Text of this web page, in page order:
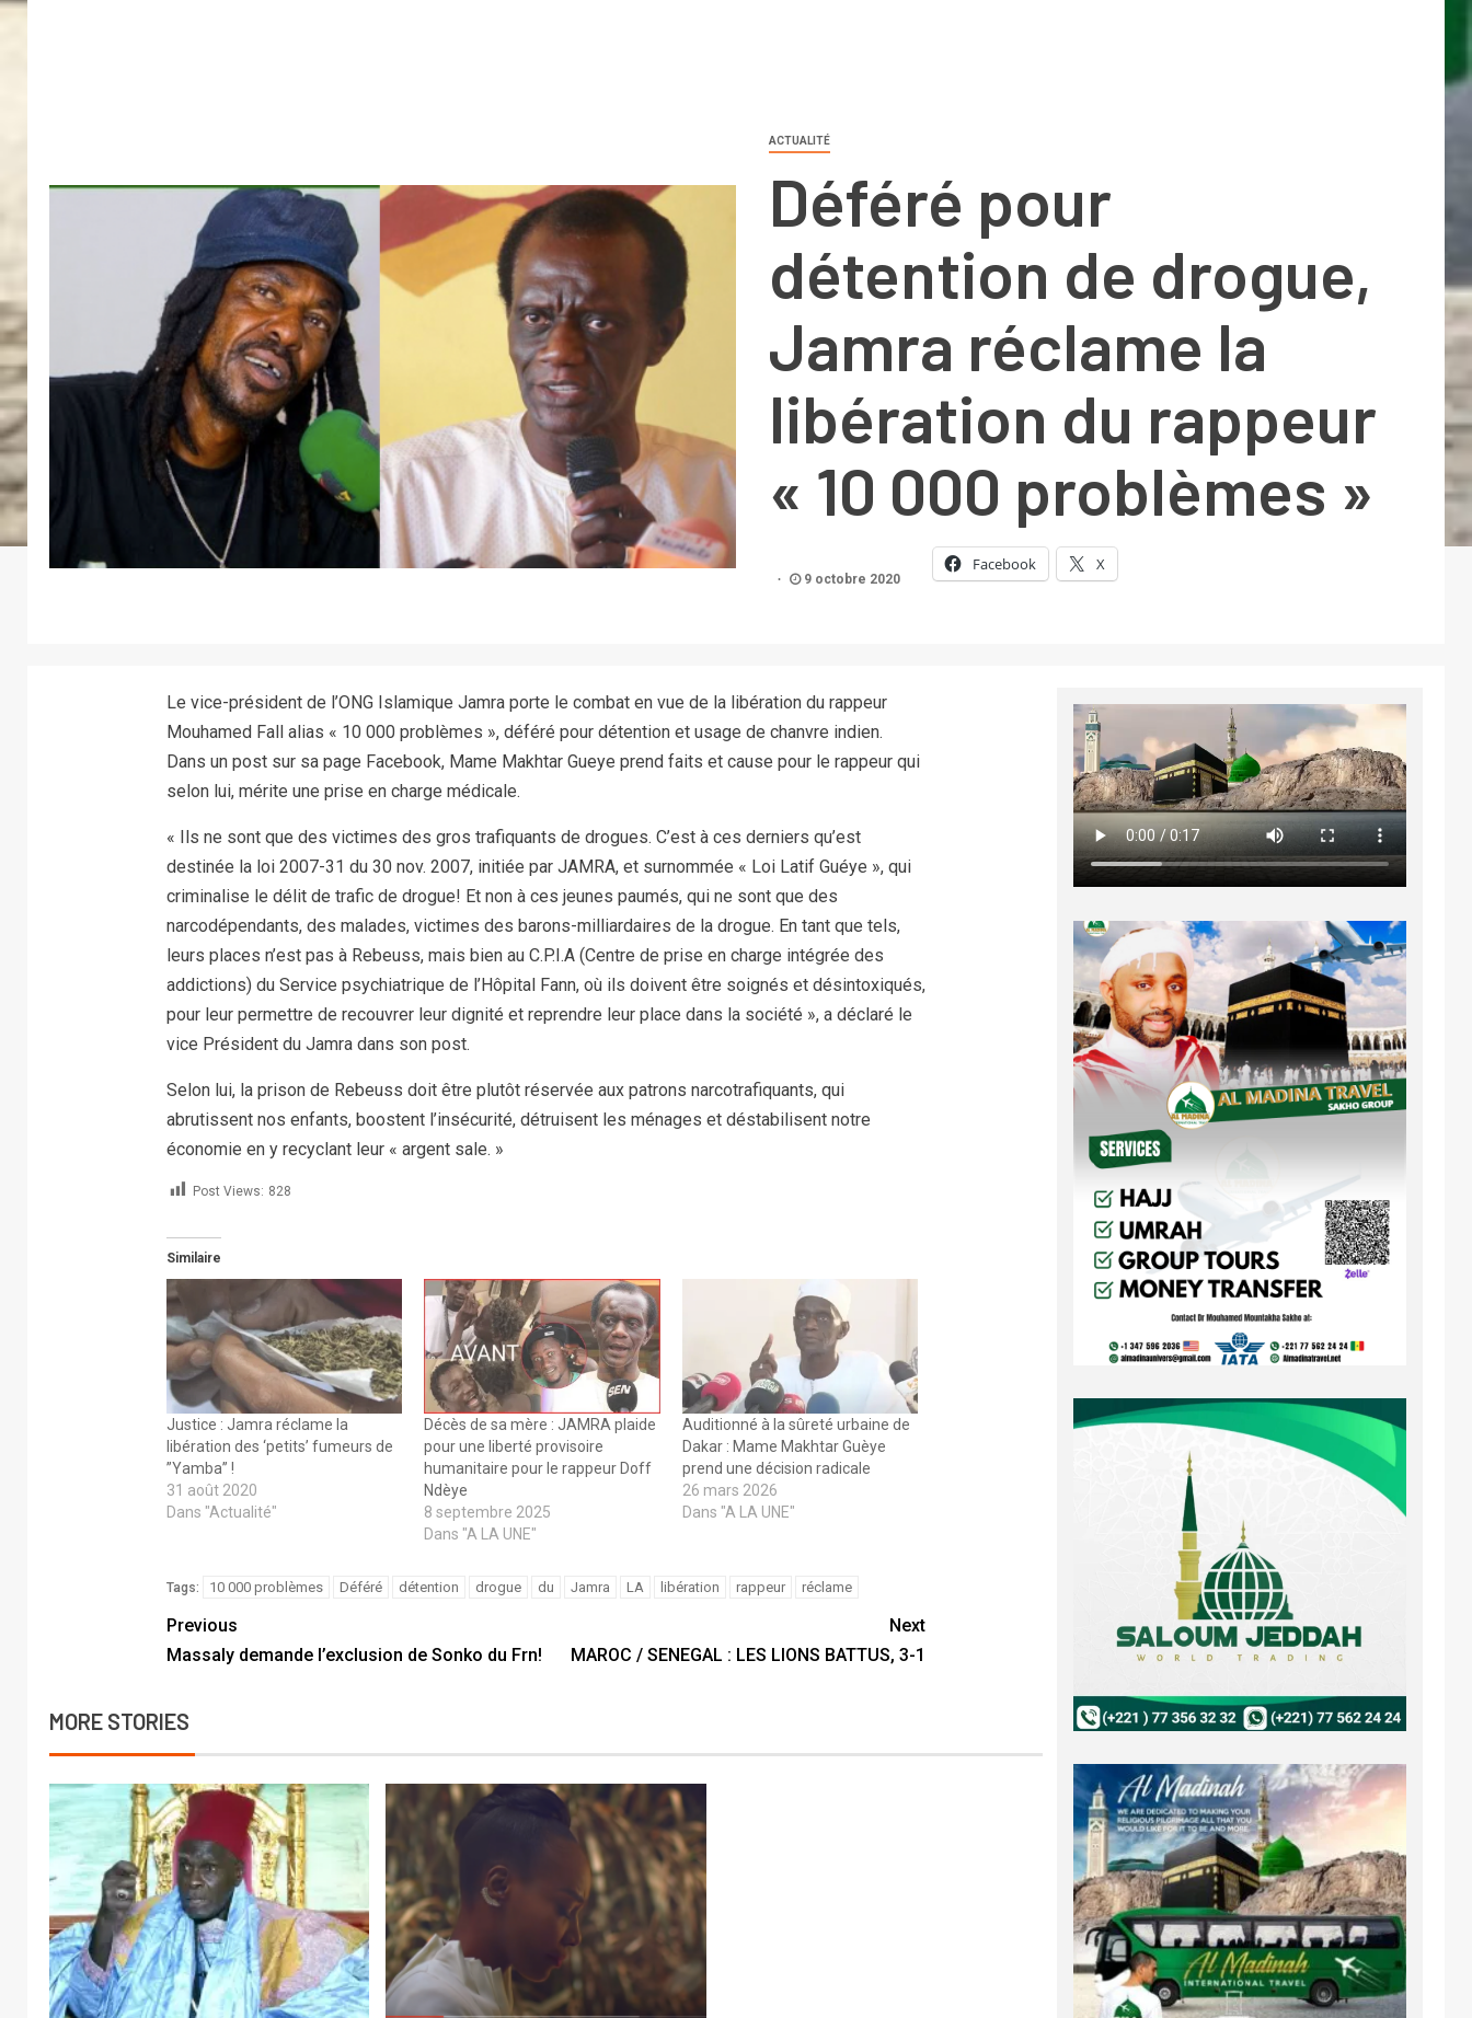
ACTUALITÉ
Déféré pour
détention de drogue,
Jamra réclame la
libération du rappeur
« 10 000 problèmes »
9 octobre 2020
Facebook X
Le vice-président de l’ONG Islamique Jamra porte le combat en vue de la libération du rappeur
Mouhamed Fall alias « 10 000 problèmes », déféré pour détention et usage de chanvre indien.
Dans un post sur sa page Facebook, Mame Makhtar Gueye prend faits et cause pour le rappeur qui
selon lui, mérite une prise en charge médicale.
« Ils ne sont que des victimes des gros trafiquants de drogues. C’est à ces derniers qu’est
destinée la loi 2007-31 du 30 nov. 2007, initiée par JAMRA, et surnommée « Loi Latif Guéye », qui
criminalise le délit de trafic de drogue! Et non à ces jeunes paumés, qui ne sont que des
narcodépendants, des malades, victimes des barons-milliardaires de la drogue. En tant que tels,
leurs places n’est pas à Rebeuss, mais bien au C.P.I.A (Centre de prise en charge intégrée des
addictions) du Service psychiatrique de l’Hôpital Fann, où ils doivent être soignés et désintoxiqués,
pour leur permettre de recouvrer leur dignité et reprendre leur place dans la société », a déclaré le
vice Président du Jamra dans son post.
Selon lui, la prison de Rebeuss doit être plutôt réservée aux patrons narcotrafiquants, qui
abrutissent nos enfants, boostent l’insécurité, détruisent les ménages et déstabilisent notre
économie en y recyclant leur « argent sale. »
Post Views: 828
Similaire
Justice : Jamra réclame la
libération des ‘petits’ fumeurs de
”Yamba” !
31 août 2020
Dans "Actualité"
Décès de sa mère : JAMRA plaide
pour une liberté provisoire
humanitaire pour le rappeur Doff
Ndèye
8 septembre 2025
Dans "A LA UNE"
Auditionné à la sûreté urbaine de
Dakar : Mame Makhtar Guèye
prend une décision radicale
26 mars 2026
Dans "A LA UNE"
Tags: 10 000 problèmes Déféré détention drogue du Jamra LA libération rappeur réclame
Previous
Massaly demande l’exclusion de Sonko du Frn!
Next
MAROC / SENEGAL : LES LIONS BATTUS, 3-1
MORE STORIES